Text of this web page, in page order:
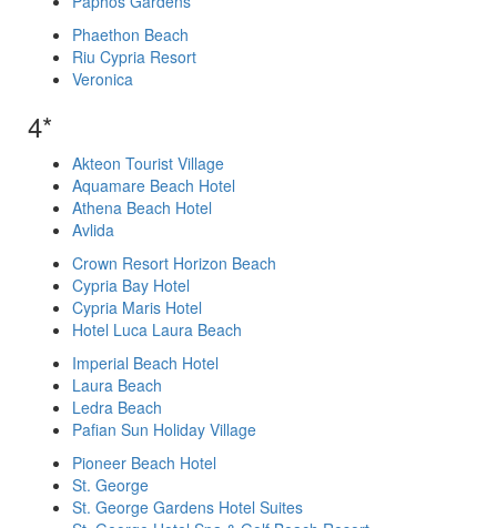
Phaethon Beach
Riu Cypria Resort
Veronica
4*
Akteon Tourist Village
Aquamare Beach Hotel
Athena Beach Hotel
Avlida
Crown Resort Horizon Beach
Cypria Bay Hotel
Cypria Maris Hotel
Hotel Luca Laura Beach
Imperial Beach Hotel
Laura Beach
Ledra Beach
Pafian Sun Holiday Village
Pioneer Beach Hotel
St. George
St. George Gardens Hotel Suites